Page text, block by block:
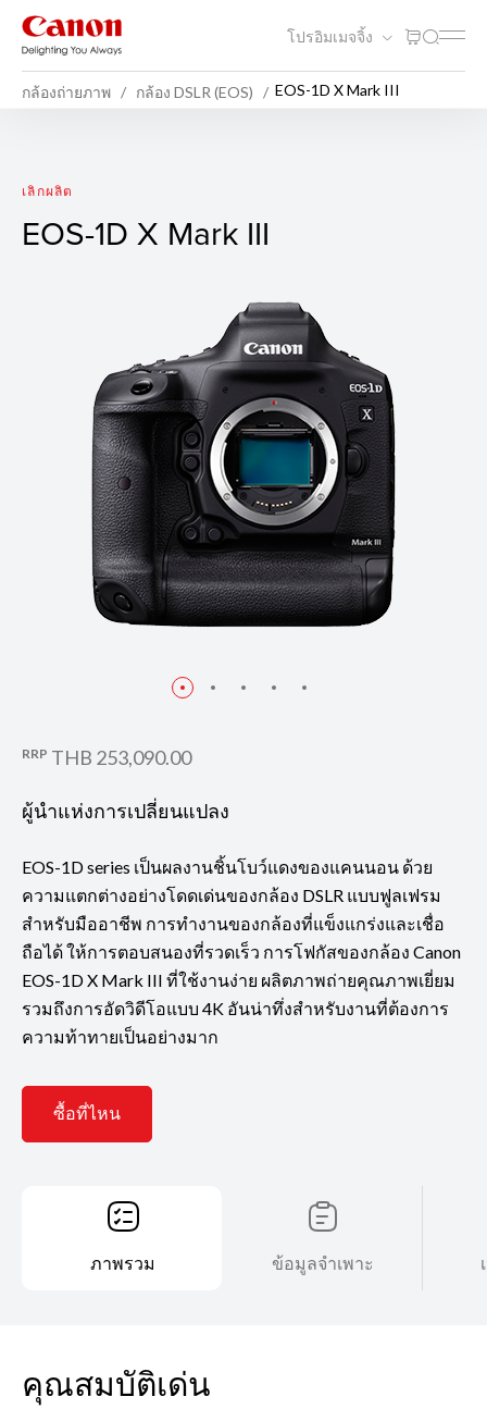
โปรอิมเมจจิ้ง
กล้องถ่ายภาพ กล้อง DSLR (EOS) EOS-1D X Mark III
EOS-1D X Mark III
เลิกผลิต
EOS-1D X Mark III
RRP THB 253,090.00
ผู้นำแห่งการเปลี่ยนแปลง
EOS-1D series เป็นผลงานชิ้นโบว์แดงของแคนนอน ด้วย
ความแตกต่างอย่างโดดเด่นของกล้อง DSLR แบบฟูลเฟรม
สำหรับมืออาชีพ การทำงานของกล้องที่แข็งแกร่งและเชื่อ
ถือได้ ให้การตอบสนองที่รวดเร็ว การโฟกัสของกล้อง Canon
EOS-1D X Mark III ที่ใช้งานง่าย ผลิตภาพถ่ายคุณภาพเยี่ยม
รวมถึงการอัดวิดีโอแบบ 4K อันน่าทึ่งสำหรับงานที่ต้องการ
ความท้าทายเป็นอย่างมาก
ซื้อที่ไหน
ภาพรวม ข้อมูลจำเพาะ
คุณสมบัติเด่น
ภาพตัวอย่างที่ 1
ขนาดรูรับแสง: f/3.2
เวลาการเปิดรับแสง: 1/2000 sec
ความไวแสง ISO: 12800
ถ่ายด้วยเลนส์ EF400mm f/2.8L IS III USM